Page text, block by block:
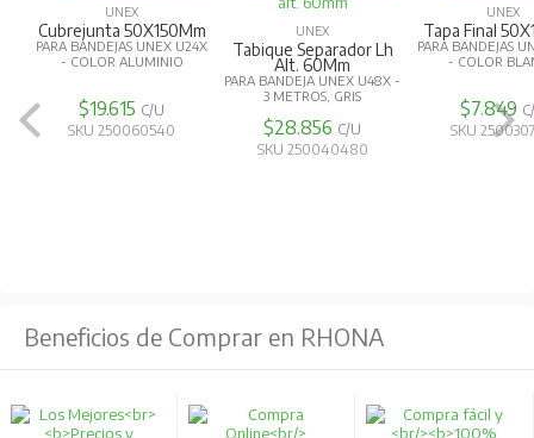
UNEX
Tapa Final 50X150Mm
PARA BANDEJAS UNEX U24X
- COLOR BLANCO
$7.849 C/U
SKU 250030780
UNEX
Cubrejunta 50X100Mm
PARA BANDEJAS UNEX U24X
- COLOR BLANCO
$7.064
SKU 250030690
UNEX
Adaptador
65Mm
- 4 MÓDULOS,
BLANCO
$5.566
Beneficios de Comprar en RHONA